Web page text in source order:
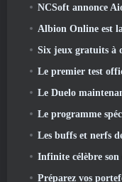
NCSoft annonce Aion
Albion Online est
Six jeux gratuits à
Le premier test officiel de
Le Duelo maintenant
Le programme spécial Neverness
Les buffs et nerfs de
Infinite célèbre son troisième
Préparez vos portefeuilles Fans de